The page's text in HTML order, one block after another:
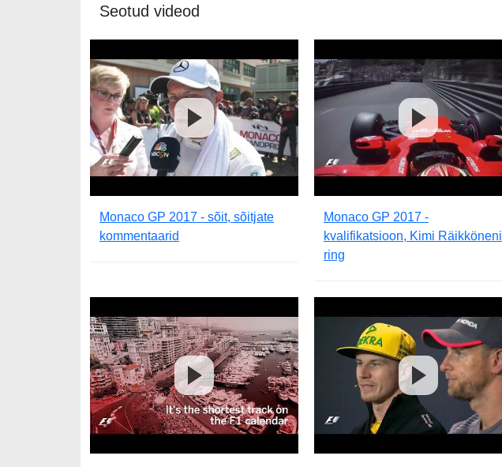
Seotud videod
Monaco GP 2017 - sõit, sõitjate
kommentaarid
Monaco GP 2017 -
kvalifikatsioon, Kimi Räikköneni
ring